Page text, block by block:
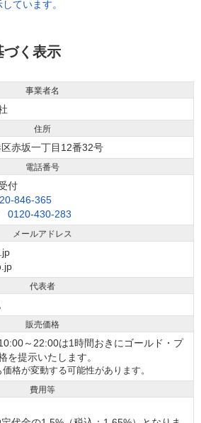
ています。
づく表示
事業者名
住所
赤坂一丁目12番32号
電話番号
付
846-365
0120-430-283
メールアドレス
代表者
販売価格
～22:00は1時間おきにゴールド・プ
を提示いたします。
格が変動する可能性があります。
費用等